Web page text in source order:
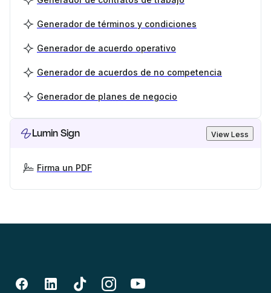
Generador de términos y condiciones
Generador de acuerdo operativo
Generador de acuerdos de no competencia
Generador de planes de negocio
Lumin Sign View Less
Firma un PDF